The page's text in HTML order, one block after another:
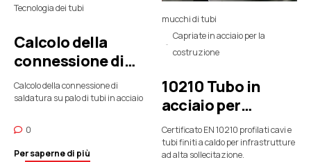
Tecnologia dei tubi
0
Calcolo della
connessione di
saldatura su palo
di tubi in acciaio
Calcolo della connessione di
saldatura su palo di tubi in acciaio
Per saperne di più
mucchi di tubi
Capriate in acciaio per la
costruzione
10210 Tubo in
acciaio per
palificazioni e
costruzioni
Certificato EN 10210 profilati cavi e
tubi finiti a caldo per infrastrutture
ad alta sollecitazione.